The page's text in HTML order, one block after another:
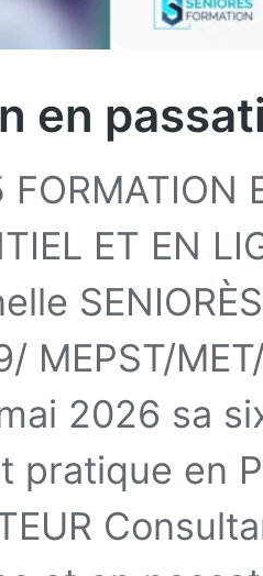
en
ET EN
MEPST/
2026 sa
pratique en